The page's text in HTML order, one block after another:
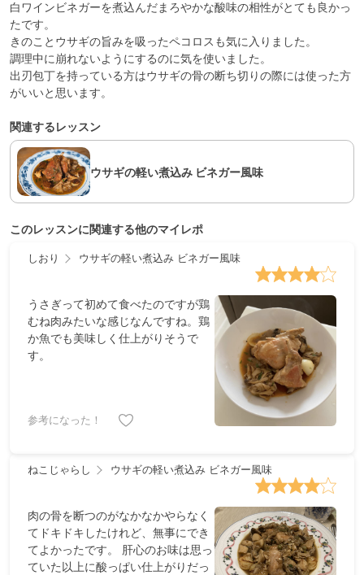
白ワインビネガーを煮込んだまろやかな酸味の相性がとても良かっ
たです。
きのことウサギの旨みを吸ったペコロスも気に入りました。
調理中に崩れないようにするのに気を使いました。
出刃包丁を持っている方はウサギの骨の断ち切りの際には使った方
がいいと思います。
関連するレッスン
ウサギの軽い煮込み ビネガー風味
このレッスンに関連する他のマイレポ
しおり ウサギの軽い煮込み ビネガー風味
うさぎって初めて食べたのですが鶏
むね肉みたいな感じなんですね。鶏
か魚でも美味しく仕上がりそうで
す。
参考になった！
ねこじゃらし ウサギの軽い煮込み ビネガー風味
肉の骨を断つのがなかなかやらなく
てドキドキしたけれど、無事にでき
てよかったです。 肝心のお味は思っ
ていた以上に酸っぱい仕上がりだっ